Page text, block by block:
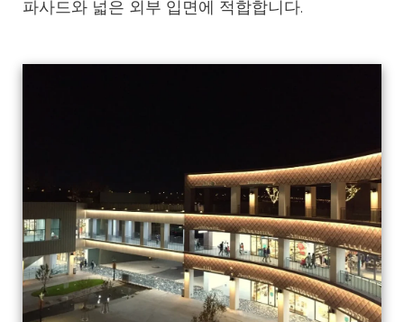
파사드와 넓은 외부 입면에 적합합니다.